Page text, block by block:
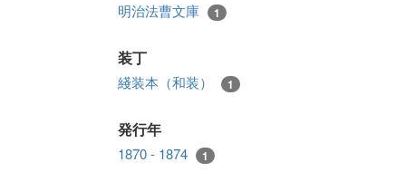
明治法曹文庫 1
装丁
綫装本（和装） 1
発行年
1870 - 1874 1